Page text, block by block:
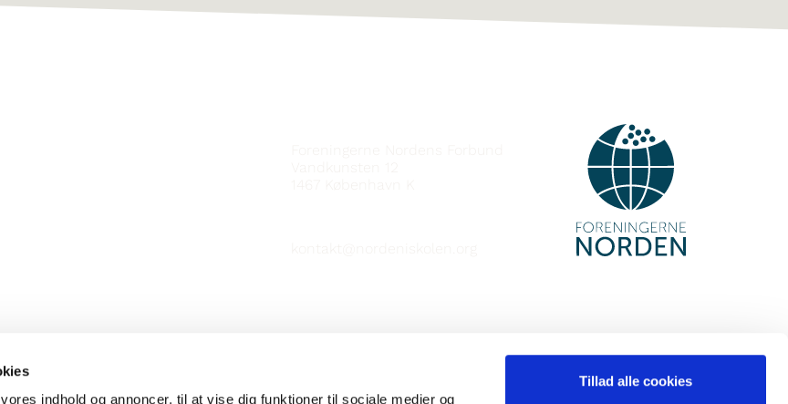
indhold og annoncer, til at vise dig funktioner til sociale medier og
Tillad alle cookies